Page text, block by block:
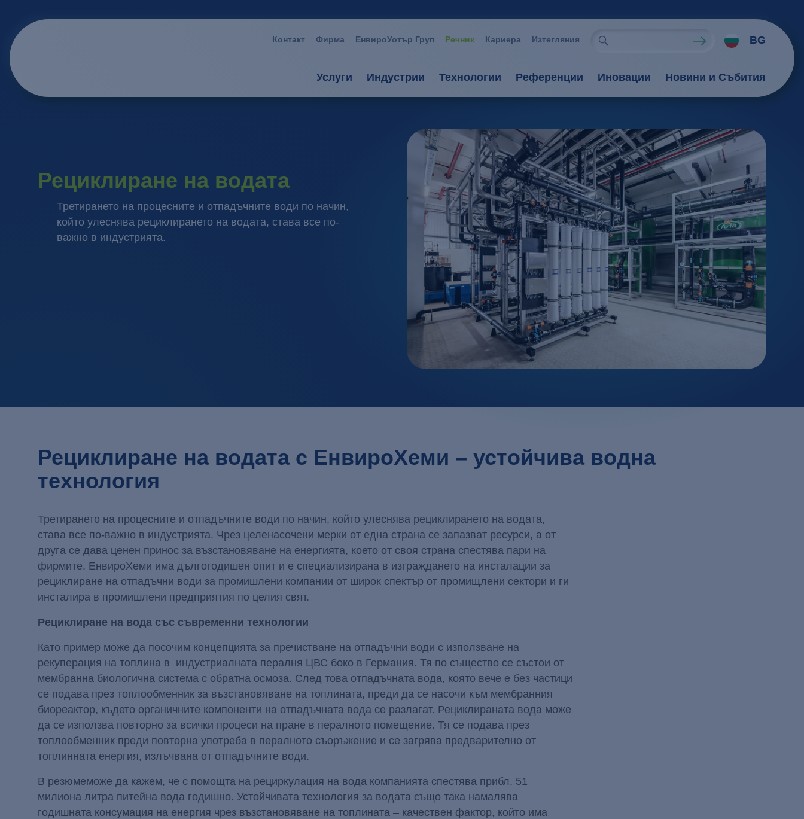
Рециклиране на водата
Третирането на процесните и отпадъчните води по начин,
който улеснява рециклирането на водата, става все по-
важно в индустрията.
Контакт Фирма ЕнвироУотър Груп Речник Кариера Изтегляния BG
Услуги
Консултации и планиране
Пречиствателни станции
oborudvane-uslugi
Управление на станцията
Индустрии
Автомобилна индустрия
Индустриални перални / Текстилна индустрия
Козметика / Детергенти
Метал / Третиране на повърхности
Минна индустрия / Преработка на руда
Млекопреработвателни предприятия
Солари / Стъкло / Керамика
Транспортен сектор
Фармацевтична индустрия / Биотехнологии
Технологии
Аеробни процеси
Анаеробни процеси
Мембранни биопроцеси
Йонообмен
Мембранни процеси
Неутрализация
Преципитация, флокулация и утаяване
Усъвършенствани процеси на окисление (AOP)
Филтрация / Адсорбция
Референции Иновации Новини и Събития
Рециклиране на водата с ЕнвироХеми – устойчива водна
технология
Третирането на процесните и отпадъчните води по начин, който улеснява рециклирането на водата,
става все по-важно в индустрията. Чрез целенасочени мерки от една страна се запазват ресурси, а от
друга се дава ценен принос за възстановяване на енергията, което от своя страна спестява пари на
фирмите. ЕнвироХеми има дългогодишен опит и е специализирана в изграждането на инсталации за
рециклиране на отпадъчни води за промишлени компании от широк спектър от промищлени сектори и ги
инсталира в промишлени предприятия по целия свят.
Рециклиране на вода със съвременни технологии
Като пример може да посочим концепцията за пречистване на отпадъчни води с използване на
рекуперация на топлина в индустриалната пералня ЦВС боко в Германия. Тя по същество се състои от
мембранна биологична система с обратна осмоза. След това отпадъчната вода, която вече е без частици
се подава през топлообменник за възстановяване на топлината, преди да се насочи към мембранния
биореактор, където органичните компоненти на отпадъчната вода се разлагат. Рециклираната вода може
да се използва повторно за всички процеси на пране в пералното помещение. Тя се подава през
топлообменник преди повторна употреба в пералното съоръжение и се загрява предварително от
топлинната енергия, излъчвана от отпадъчните води.
В резюмеможе да кажем, че с помощта на рециркулация на вода компанията спестява прибл. 51
милиона литра питейна вода годишно. Устойчивата технология за водата също така намалява
годишната консумация на енергия чрез възстановяване на топлината – качествен фактор, който има